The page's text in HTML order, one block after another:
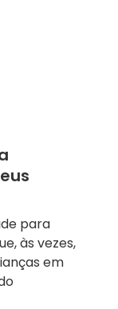
para
às vezes,
em